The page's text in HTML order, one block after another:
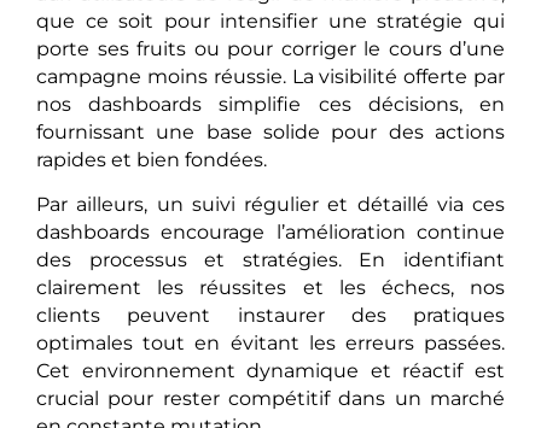
que ce soit pour intensifier une stratégie qui
porte ses fruits ou pour corriger le cours d’une
campagne moins réussie. La visibilité offerte par
nos dashboards simplifie ces décisions, en
fournissant une base solide pour des actions
rapides et bien fondées.
Par ailleurs, un suivi régulier et détaillé via ces
dashboards encourage l’amélioration continue
des processus et stratégies. En identifiant
clairement les réussites et les échecs, nos
clients peuvent instaurer des pratiques
optimales tout en évitant les erreurs passées.
Cet environnement dynamique et réactif est
crucial pour rester compétitif dans un marché